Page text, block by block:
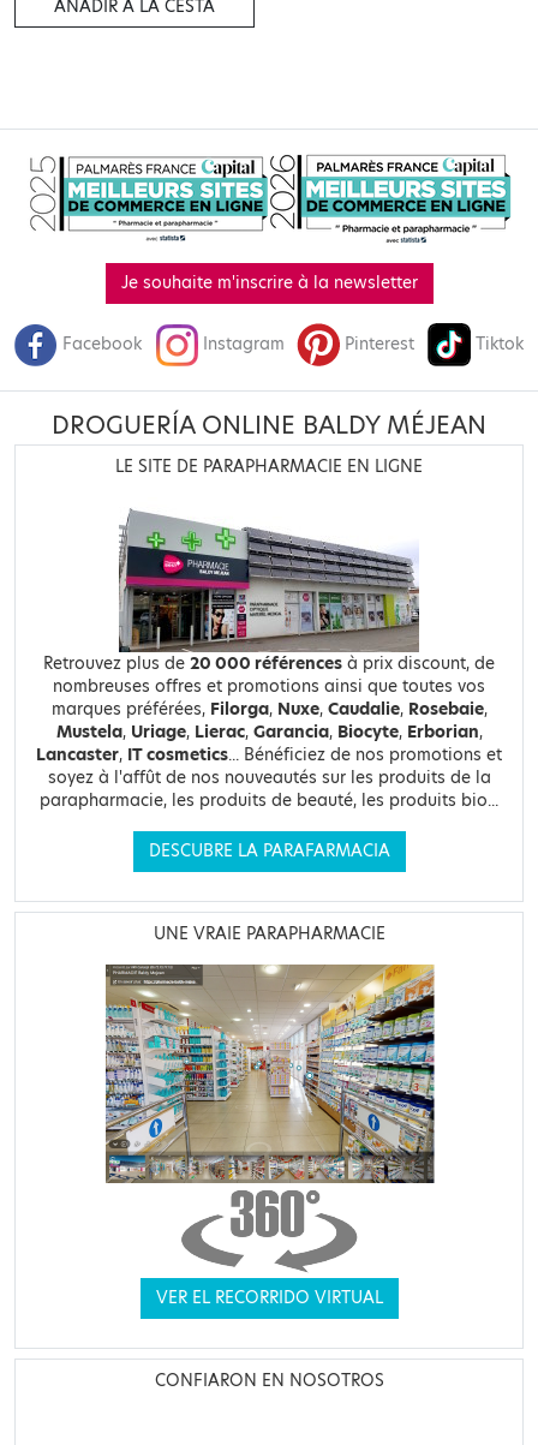
AÑADIR A LA CESTA
Je souhaite m'inscrire à la newsletter
Facebook Instagram Pinterest Tiktok
DROGUERÍA ONLINE BALDY MÉJEAN
LE SITE DE PARAPHARMACIE EN LIGNE
Retrouvez plus de 20 000 références à prix discount, de
nombreuses offres et promotions ainsi que toutes vos
marques préférées, Filorga, Nuxe, Caudalie, Rosebaie,
Mustela, Uriage, Lierac, Garancia, Biocyte, Erborian,
Lancaster, IT cosmetics... Bénéficiez de nos promotions et
soyez à l'affût de nos nouveautés sur les produits de la
parapharmacie, les produits de beauté, les produits bio...
DESCUBRE LA PARAFARMACIA
UNE VRAIE PARAPHARMACIE
VER EL RECORRIDO VIRTUAL
CONFIARON EN NOSOTROS